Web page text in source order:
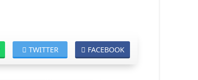
FACEBOOK
TWITTER